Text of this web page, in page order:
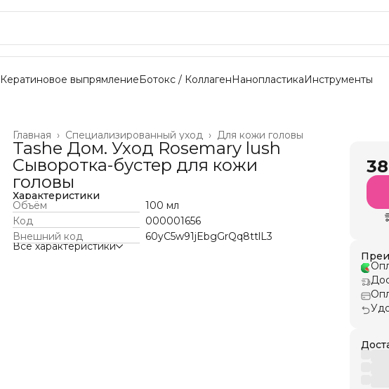
Кератиновое выпрямлениеБотокс / КоллагенНанопластикаИнструменты
Для кожи головы
Специализированный уход ›
Главная ›
Tashe Дом. Уход Rosemary lush
Сыворотка-бустер для кожи
головы
Характеристики
Объём
100 мл
Код
000001656
Внешний код
60yC5w91jEbgGrQq8ttlL3
Все характеристики